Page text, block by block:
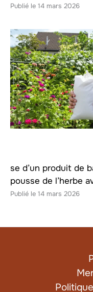
14 mars 2026
se d’un produit de
pousse de l’herbe
14 mars 2026